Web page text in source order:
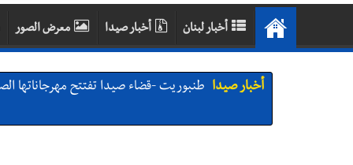
أخبار لبنان أخبار صيدا معرض الصور
أخبار صيدا طنبوريت -قضاء صيدا تفتتح مهرجاناتها الصيفية بدعوة من بلديتها الخميس ٦-٨-٢٠٢٦ مع